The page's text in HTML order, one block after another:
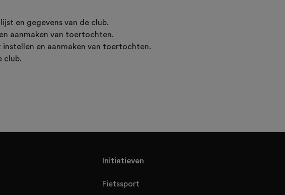
en gegevens van de club.
aanmaken van toertochten.
instellen en aanmaken van toertochten.
club.
Initiatieven
Fietssport